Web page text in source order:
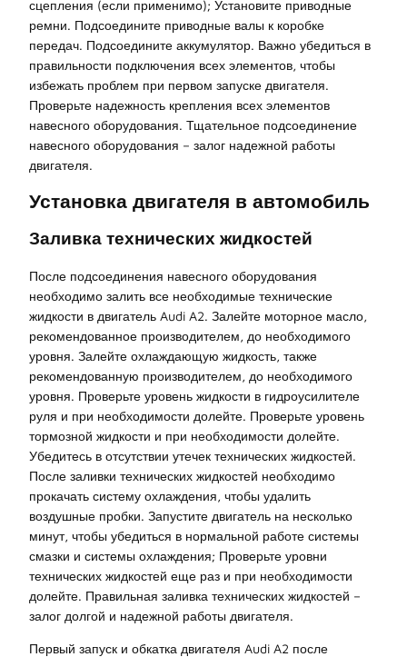
сцепления (если применимо); Установите приводные
ремни. Подсоедините приводные валы к коробке
передач. Подсоедините аккумулятор. Важно убедиться в
правильности подключения всех элементов, чтобы
избежать проблем при первом запуске двигателя.
Проверьте надежность крепления всех элементов
навесного оборудования. Тщательное подсоединение
навесного оборудования – залог надежной работы
двигателя.
Установка двигателя в автомобиль
Заливка технических жидкостей
После подсоединения навесного оборудования
необходимо залить все необходимые технические
жидкости в двигатель Audi A2. Залейте моторное масло,
рекомендованное производителем, до необходимого
уровня. Залейте охлаждающую жидкость, также
рекомендованную производителем, до необходимого
уровня. Проверьте уровень жидкости в гидроусилителе
руля и при необходимости долейте. Проверьте уровень
тормозной жидкости и при необходимости долейте.
Убедитесь в отсутствии утечек технических жидкостей.
После заливки технических жидкостей необходимо
прокачать систему охлаждения, чтобы удалить
воздушные пробки. Запустите двигатель на несколько
минут, чтобы убедиться в нормальной работе системы
смазки и системы охлаждения; Проверьте уровни
технических жидкостей еще раз и при необходимости
долейте. Правильная заливка технических жидкостей –
залог долгой и надежной работы двигателя.
Первый запуск и обкатка двигателя Audi A2 после